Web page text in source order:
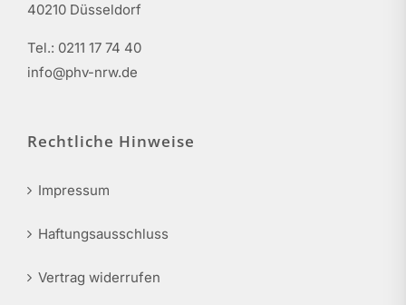
40210 Düsseldorf
Tel.: 0211 17 74 40
info@phv-nrw.de
Rechtliche Hinweise
Impressum
Haftungsausschluss
Vertrag widerrufen